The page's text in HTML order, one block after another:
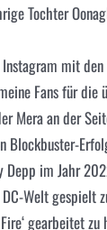
Tochter
mit
Fans für
Mera an der
Depp im Jahr
Welt gespielt
gearbeitet